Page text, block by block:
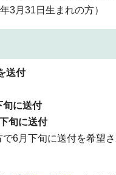
3月31日生まれの方）
送付
旬に送付
旬に送付
6月下旬に送付を希望